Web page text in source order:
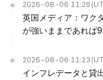
2026-08-06 11:26
英国メディア：ワク
が強いままであれば
2026-08-06 11:23
インフレデータと貸